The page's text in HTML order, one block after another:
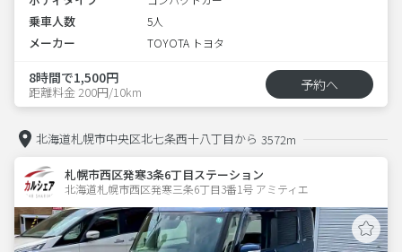
乗車人数 5人
メーカー TOYOTA トヨタ
8時間で1,500円
距離料金 200円/10km 予約へ
北海道札幌市中央区北七条西十八丁目から 3572m
札幌市西区発寒3条6丁目ステーション
北海道札幌市西区発寒三条6丁目3番1号 アミティエ